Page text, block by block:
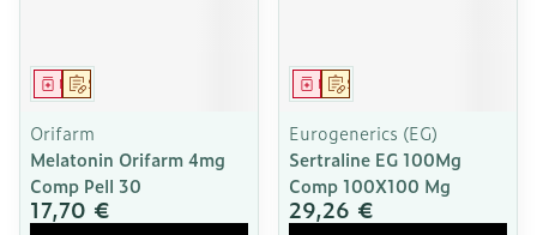
Sur prescription
Médicament
Orifarm
Melatonin Orifarm 4mg
Comp Pell 30
17,70 €
Sur prescription
Médicament
Eurogenerics (EG)
Sertraline EG 100Mg
Comp 100X100 Mg
29,26 €